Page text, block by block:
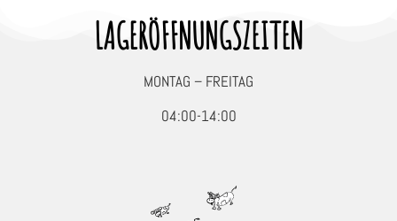
LAGERÖFFNUNGSZEITEN
MONTAG – FREITAG
04:00-14:00